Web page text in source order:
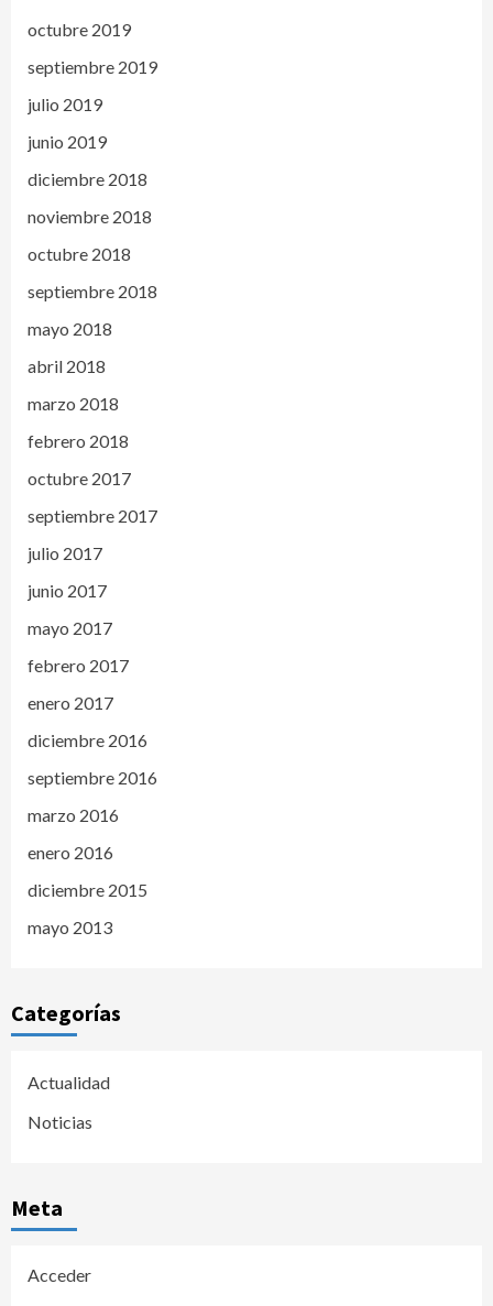
octubre 2019
septiembre 2019
julio 2019
junio 2019
diciembre 2018
noviembre 2018
octubre 2018
septiembre 2018
mayo 2018
abril 2018
marzo 2018
febrero 2018
octubre 2017
septiembre 2017
julio 2017
junio 2017
mayo 2017
febrero 2017
enero 2017
diciembre 2016
septiembre 2016
marzo 2016
enero 2016
diciembre 2015
mayo 2013
Categorías
Actualidad
Noticias
Meta
Acceder